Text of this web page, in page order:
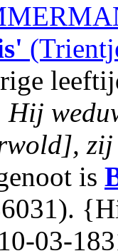
Hij
is
03-